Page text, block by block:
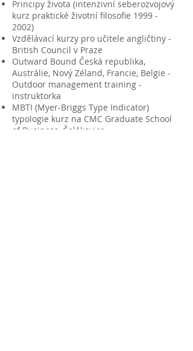
Principy života (intenzivní seberozvojový
kurz praktické životní filosofie 1999 -
2002)
Vzdělávací kurzy pro učitele angličtiny -
British Council v Praze
Outward Bound Česká republika,
Austrálie, Nový Zéland, Francie, Belgie -
Outdoor management training -
instruktorka
MBTI (Myer-Briggs Type Indicator)
typologie kurz na CMC Graduate School
of Business, Čelákovice